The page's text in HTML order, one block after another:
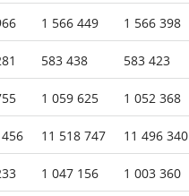
1 566 449 1 566 398
583 438 583 423
1 059 625 1 052 368
11 518 747 11 496 340
1 047 156 1 003 360